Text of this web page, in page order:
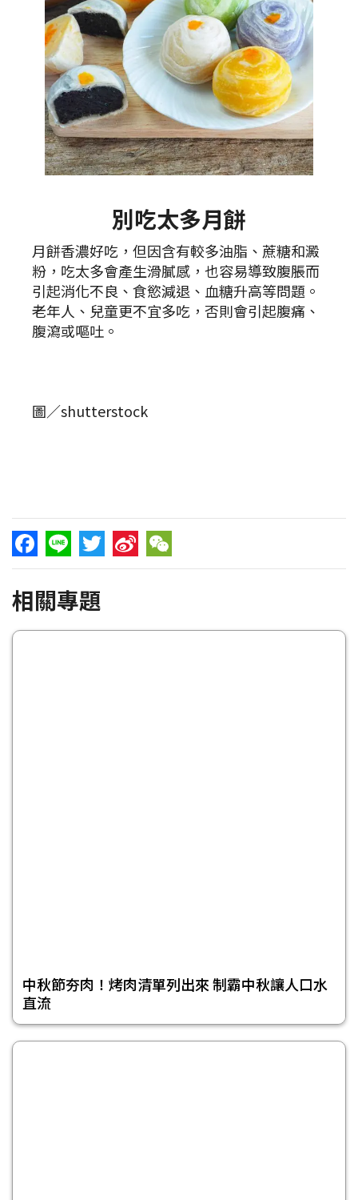
別吃太多月餅
月餅香濃好吃，但因含有較多油脂、蔗糖和澱
粉，吃太多會產生滑膩感，也容易導致腹脹而
引起消化不良、食慾減退、血糖升高等問題。
老年人、兒童更不宜多吃，否則會引起腹痛、
腹瀉或嘔吐。
圖／shutterstock
Facebook
Line TwitterSina WeChat
相關專題
中秋節夯肉！烤肉清單列出來 制霸中秋讓人口水
直流